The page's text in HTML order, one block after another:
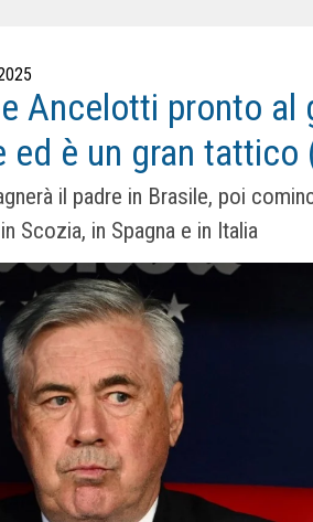
Ancelotti pronto al
ed è un gran tattico
il padre in Brasile, poi
Scozia, in Spagna e in Italia